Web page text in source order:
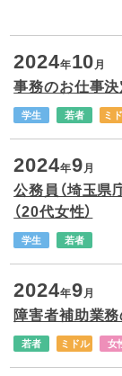
2024年10月
事務のお仕事決
学生 若者 ミ
2024年9月
公務員（埼玉県
（20代女性）
学生 若者
2024年9月
障害者補助業務
若者 ミドル 女